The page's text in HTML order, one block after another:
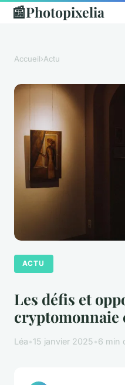
📰Photopixelia
Accueil›Actu
ACTU
Les défis et
cryptomonnaie
Léa•15 janvier 2025•6 min